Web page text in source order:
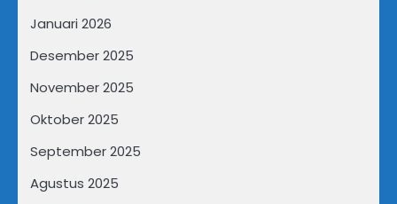
Januari 2026
Desember 2025
November 2025
Oktober 2025
September 2025
Agustus 2025